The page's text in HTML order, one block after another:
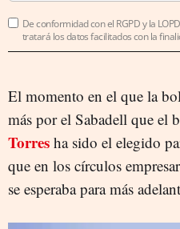
De conformidad con el RGPD y la
tratará los datos facilitados con la
El momento en el que la
más por el Sabadell que el
Torres ha sido el elegido
que en los círculos
se esperaba para más